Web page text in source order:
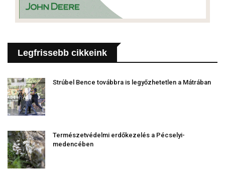
Legfrissebb cikkeink
Strúbel Bence továbbra is legyőzhetetlen a Mátrában
Természetvédelmi erdőkezelés a Pécselyi-
medencében